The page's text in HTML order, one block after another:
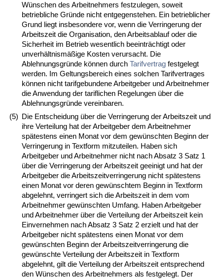
Wünschen des Arbeitnehmers festzulegen, soweit
betriebliche Gründe nicht entgegenstehen. Ein betrieblicher
Grund liegt insbesondere vor, wenn die Verringerung der
Arbeitszeit die Organisation, den Arbeitsablauf oder die
Sicherheit im Betrieb wesentlich beeinträchtigt oder
unverhältnismäßige Kosten verursacht. Die
Ablehnungsgründe können durch Tarifvertrag festgelegt
werden. Im Geltungsbereich eines solchen Tarifvertrages
können nicht tarifgebundene Arbeitgeber und Arbeitnehmer
die Anwendung der tariflichen Regelungen über die
Ablehnungsgründe vereinbaren.
(5) Die Entscheidung über die Verringerung der Arbeitszeit und
ihre Verteilung hat der Arbeitgeber dem Arbeitnehmer
spätestens einen Monat vor dem gewünschten Beginn der
Verringerung in Textform mitzuteilen. Haben sich
Arbeitgeber und Arbeitnehmer nicht nach Absatz 3 Satz 1
über die Verringerung der Arbeitszeit geeinigt und hat der
Arbeitgeber die Arbeitszeitverringerung nicht spätestens
einen Monat vor deren gewünschtem Beginn in Textform
abgelehnt, verringert sich die Arbeitszeit in dem vom
Arbeitnehmer gewünschten Umfang. Haben Arbeitgeber
und Arbeitnehmer über die Verteilung der Arbeitszeit kein
Einvernehmen nach Absatz 3 Satz 2 erzielt und hat der
Arbeitgeber nicht spätestens einen Monat vor dem
gewünschten Beginn der Arbeitszeitverringerung die
gewünschte Verteilung der Arbeitszeit in Textform
abgelehnt, gilt die Verteilung der Arbeitszeit entsprechend
den Wünschen des Arbeitnehmers als festgelegt. Der